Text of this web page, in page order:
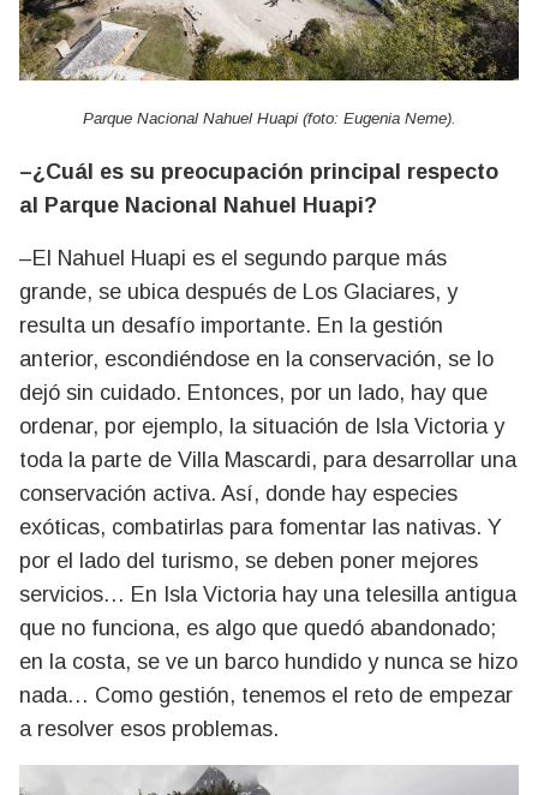
Parque Nacional Nahuel Huapi (foto: Eugenia Neme).
–¿Cuál es su preocupación principal respecto
al Parque Nacional Nahuel Huapi?
–El Nahuel Huapi es el segundo parque más
grande, se ubica después de Los Glaciares, y
resulta un desafío importante. En la gestión
anterior, escondiéndose en la conservación, se lo
dejó sin cuidado. Entonces, por un lado, hay que
ordenar, por ejemplo, la situación de Isla Victoria y
toda la parte de Villa Mascardi, para desarrollar una
conservación activa. Así, donde hay especies
exóticas, combatirlas para fomentar las nativas. Y
por el lado del turismo, se deben poner mejores
servicios… En Isla Victoria hay una telesilla antigua
que no funciona, es algo que quedó abandonado;
en la costa, se ve un barco hundido y nunca se hizo
nada… Como gestión, tenemos el reto de empezar
a resolver esos problemas.